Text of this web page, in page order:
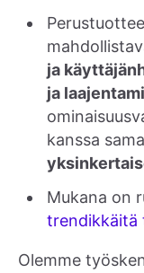
ja
ja
kanssa
Mukana on
trendikkäitä
Olemme